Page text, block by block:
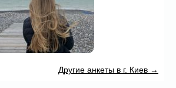
Другие анкеты в г. Киев →